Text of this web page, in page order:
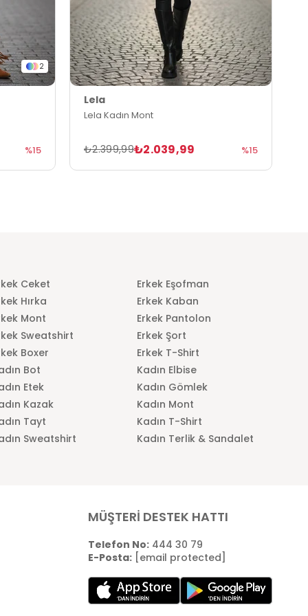
2
%15
Lela
Lela Kadın Mont
₺2.039,99
₺2.399,99 %15
Ceket
Erkek Eşofman
Hırka
Erkek Kaban
Mont
Erkek Pantolon
Sweatshirt
Erkek Şort
Boxer
Erkek T-Shirt
Bot
Kadın Elbise
Etek
Kadın Gömlek
Kazak
Kadın Mont
Tayt
Kadın T-Shirt
Sweatshirt Kadın Terlik & Sandalet
MÜŞTERİ DESTEK HATTI
Telefon No:444 30 79
E-Posta: [email protected]